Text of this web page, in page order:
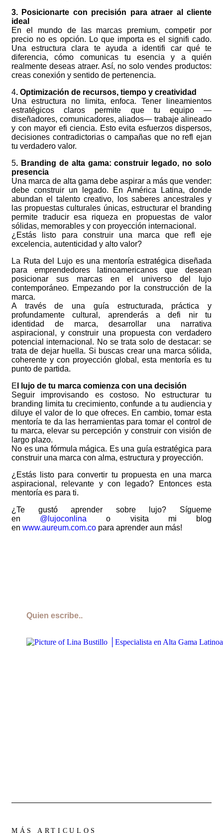
3. Posicionarte con precisión para atraer al cliente
ideal
En el mundo de las marcas premium, competir por
precio no es opción. Lo que importa es el signifi cado.
Una estructura clara te ayuda a identifi car qué te
diferencia, cómo comunicas tu esencia y a quién
realmente deseas atraer. Así, no solo vendes productos:
creas conexión y sentido de pertenencia.
4. Optimización de recursos, tiempo y creatividad
Una estructura no limita, enfoca. Tener lineamientos
estratégicos claros permite que tu equipo —
diseñadores, comunicadores, aliados— trabaje alineado
y con mayor efi ciencia. Esto evita esfuerzos dispersos,
decisiones contradictorias o campañas que no refl ejan
tu verdadero valor.
5. Branding de alta gama: construir legado, no solo
presencia
Una marca de alta gama debe aspirar a más que vender:
debe construir un legado. En América Latina, donde
abundan el talento creativo, los saberes ancestrales y
las propuestas culturales únicas, estructurar el branding
permite traducir esa riqueza en propuestas de valor
sólidas, memorables y con proyección internacional.
¿Estás listo para construir una marca que refl eje
excelencia, autenticidad y alto valor?
La Ruta del Lujo es una mentoría estratégica diseñada
para emprendedores latinoamericanos que desean
posicionar sus marcas en el universo del lujo
contemporáneo. Empezando por la construcción de la
marca.
A través de una guía estructurada, práctica y
profundamente cultural, aprenderás a defi nir tu
identidad de marca, desarrollar una narrativa
aspiracional, y construir una propuesta con verdadero
potencial internacional. No se trata solo de destacar: se
trata de dejar huella. Si buscas crear una marca sólida,
coherente y con proyección global, esta mentoría es tu
punto de partida.
E l lujo de tu marca comienza con una decisión
Seguir improvisando es costoso. No estructurar tu
branding limita tu crecimiento, confunde a tu audiencia y
diluye el valor de lo que ofreces. En cambio, tomar esta
mentoría te da las herramientas para tomar el control de
tu marca, elevar su percepción y construir con visión de
largo plazo.
No es una fórmula mágica. Es una guía estratégica para
construir una marca con alma, estructura y proyección.
¿Estás listo para convertir tu propuesta en una marca
aspiracional, relevante y con legado? Entonces esta
mentoría es para ti.
¿Te gustó aprender sobre lujo? Sígueme
en @lujoconlina o visita mi blog
en www.aureum.com.co para aprender aun más!
Quien escribe..
MÁS ARTICULOS